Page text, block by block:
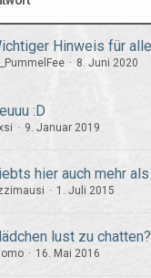
Hinweis für alle
8. Juni 2020
:D
9. Januar 2019
hier auch mehr
1. Juli 2015
lust zu chatten?
16. Mai 2016